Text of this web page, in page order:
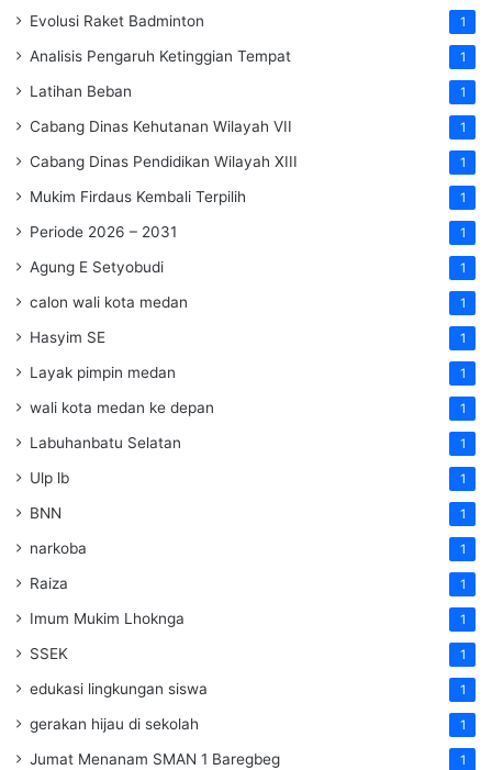
Evolusi Raket Badminton 1
Analisis Pengaruh Ketinggian Tempat 1
Latihan Beban 1
Cabang Dinas Kehutanan Wilayah VII 1
Cabang Dinas Pendidikan Wilayah XIII 1
Mukim Firdaus Kembali Terpilih 1
Periode 2026 – 2031 1
Agung E Setyobudi 1
calon wali kota medan 1
Hasyim SE 1
Layak pimpin medan 1
wali kota medan ke depan 1
Labuhanbatu Selatan 1
Ulp lb 1
BNN 1
narkoba 1
Raiza 1
Imum Mukim Lhoknga 1
SSEK 1
edukasi lingkungan siswa 1
gerakan hijau di sekolah 1
Jumat Menanam SMAN 1 Baregbeg 1